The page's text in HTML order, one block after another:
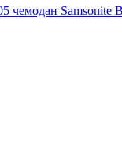
чемодан Samsonite